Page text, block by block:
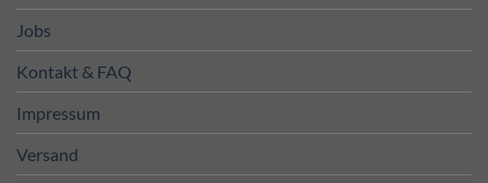
Jobs
Kontakt & FAQ
Impressum
Versand